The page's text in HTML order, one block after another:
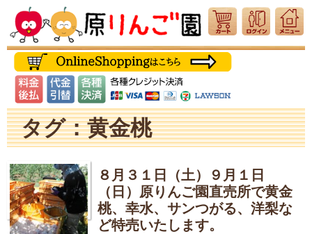
タグ：黄金桃
８月３１日（土）９月１日
（日）原りんご園直売所で黄金
桃、幸水、サンつがる、洋梨な
ど特売いたします。